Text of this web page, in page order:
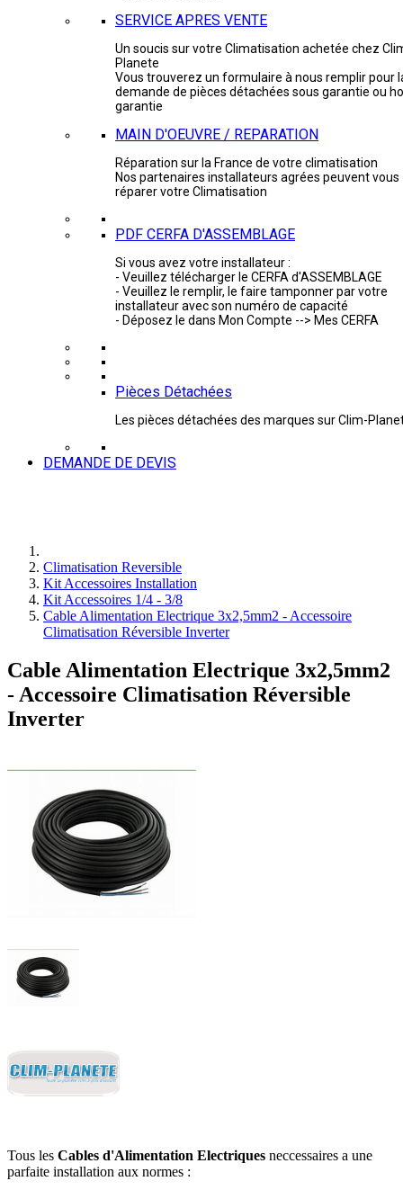
SERVICE APRES VENTE
Un soucis sur votre Climatisation achetée chez
Planete
Vous trouverez un formulaire à nous remplir pour
demande de pièces détachées sous garantie ou
garantie
MAIN D'OEUVRE / REPARATION
Réparation sur la France de votre climatisation
Nos partenaires installateurs agrées peuvent vous
réparer votre Climatisation
PDF CERFA D'ASSEMBLAGE
Si vous avez votre installateur :
- Veuillez télécharger le CERFA d'ASSEMBLAGE
- Veuillez le remplir, le faire tamponner par votre
installateur avec son numéro de capacité
- Déposez le dans Mon Compte --> Mes CERFA
Pièces Détachées
Les pièces détachées des marques sur Clim-
DEMANDE DE DEVIS
Climatisation Reversible
Kit Accessoires Installation
Kit Accessoires 1/4 - 3/8
Cable Alimentation Electrique 3x2,5mm2 - Accessoire
Climatisation Réversible Inverter
Cable Alimentation Electrique 3x2,5mm2
- Accessoire Climatisation Réversible
Inverter
Tous les Cables d'Alimentation Electriques neccessaires a une
parfaite installation aux normes :